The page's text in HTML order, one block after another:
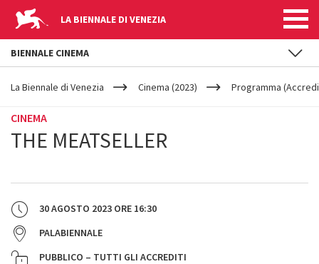
LA BIENNALE DI VENEZIA
YOUR
ARE
La Biennale di Venezia Cinema (2023) Programma
CINEMA
THE MEATSELLER
30 AGOSTO 2023 ORE 16:30
PALABIENNALE
PUBBLICO – TUTTI GLI ACCREDITI
BIENNALE CINEMA